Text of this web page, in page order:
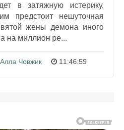
в затяжную истерику,
предстоит нешуточная
жены демона иного
на миллион ре...
Алла Човжик 11:46:59